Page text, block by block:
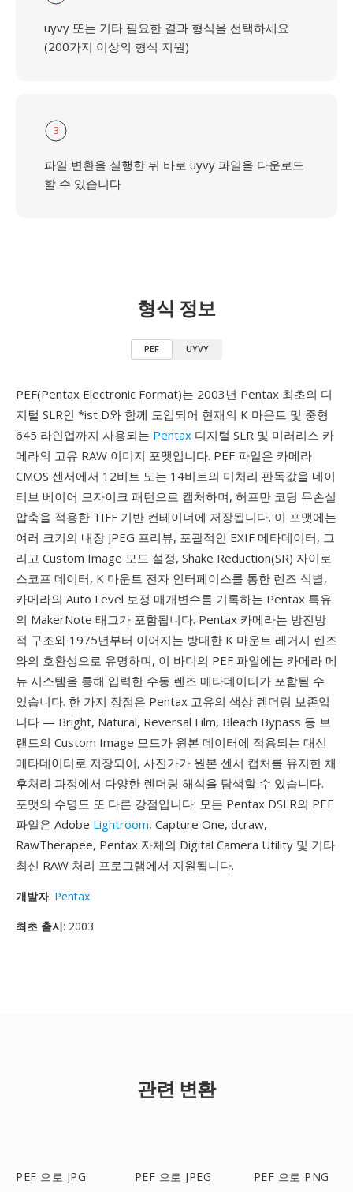
uyvy 또는 기타 필요한 결과 형식을 선택하세요
(200가지 이상의 형식 지원)
3
파일 변환을 실행한 뒤 바로 uyvy 파일을 다운로드
할 수 있습니다
형식 정보
PEF UYVY
PEF(Pentax Electronic Format)는 2003년 Pentax 최초의 디
지털 SLR인 *ist D와 함께 도입되어 현재의 K 마운트 및 중형
645 라인업까지 사용되는 Pentax 디지털 SLR 및 미러리스 카
메라의 고유 RAW 이미지 포맷입니다. PEF 파일은 카메라
CMOS 센서에서 12비트 또는 14비트의 미처리 판독값을 네이
티브 베이어 모자이크 패턴으로 캡처하며, 허프만 코딩 무손실
압축을 적용한 TIFF 기반 컨테이너에 저장됩니다. 이 포맷에는
여러 크기의 내장 JPEG 프리뷰, 포괄적인 EXIF 메타데이터, 그
리고 Custom Image 모드 설정, Shake Reduction(SR) 자이로
스코프 데이터, K 마운트 전자 인터페이스를 통한 렌즈 식별,
카메라의 Auto Level 보정 매개변수를 기록하는 Pentax 특유
의 MakerNote 태그가 포함됩니다. Pentax 카메라는 방진방
적 구조와 1975년부터 이어지는 방대한 K 마운트 레거시 렌즈
와의 호환성으로 유명하며, 이 바디의 PEF 파일에는 카메라 메
뉴 시스템을 통해 입력한 수동 렌즈 메타데이터가 포함될 수
있습니다. 한 가지 장점은 Pentax 고유의 색상 렌더링 보존입
니다 — Bright, Natural, Reversal Film, Bleach Bypass 등 브
랜드의 Custom Image 모드가 원본 데이터에 적용되는 대신
메타데이터로 저장되어, 사진가가 원본 센서 캡처를 유지한 채
후처리 과정에서 다양한 렌더링 해석을 탐색할 수 있습니다.
포맷의 수명도 또 다른 강점입니다: 모든 Pentax DSLR의 PEF
파일은 Adobe Lightroom, Capture One, dcraw,
RawTherapee, Pentax 자체의 Digital Camera Utility 및 기타
최신 RAW 처리 프로그램에서 지원됩니다.
개발자: Pentax
최초 출시: 2003
관련 변환
PEF 으로 JPG PEF 으로 JPEG PEF 으로 PNG